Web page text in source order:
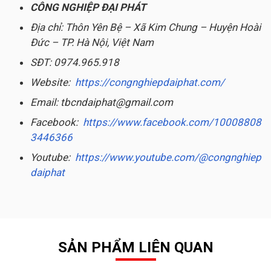
CÔNG NGHIỆP ĐẠI PHÁT
Địa chỉ: Thôn Yên Bệ – Xã Kim Chung – Huyện Hoài
Đức – TP. Hà Nội, Việt Nam
SĐT: 0974.965.918
Website: https://congnghiepdaiphat.com/
Email: tbcndaiphat@gmail.com
Facebook: https://www.facebook.com/10008808
3446366
Youtube: https://www.youtube.com/@congnghiep
daiphat
SẢN PHẨM LIÊN QUAN